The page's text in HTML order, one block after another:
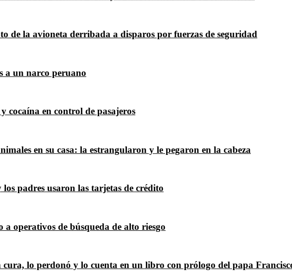
de la avioneta derribada a disparos por fuerzas de seguridad
a un narco peruano
cocaína en control de pasajeros
en su casa: la estrangularon y le pegaron en la cabeza
padres usaron las tarjetas de crédito
operativos de búsqueda de alto riesgo
cura, lo perdonó y lo cuenta en un libro con prólogo del papa